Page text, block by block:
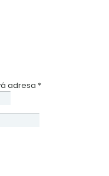
adresa *